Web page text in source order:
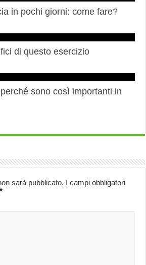
in pochi giorni: come fare?
di questo esercizio
sono così importanti in
sarà pubblicato. I campi obbligatori
*